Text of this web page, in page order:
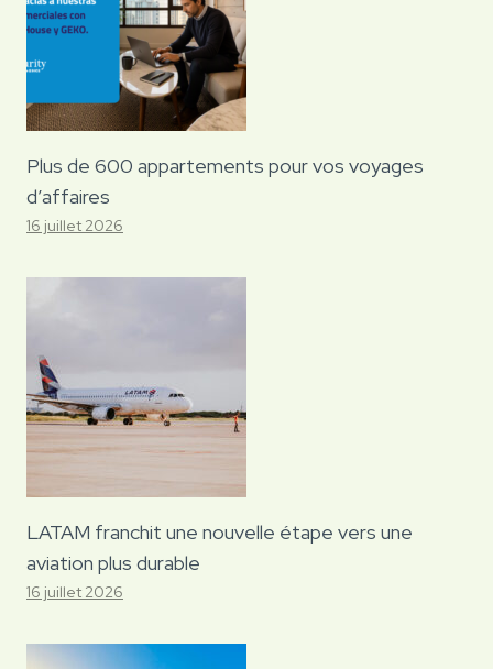
Plus de 600 appartements pour vos voyages
d’affaires
16 juillet 2026
LATAM franchit une nouvelle étape vers une
aviation plus durable
16 juillet 2026